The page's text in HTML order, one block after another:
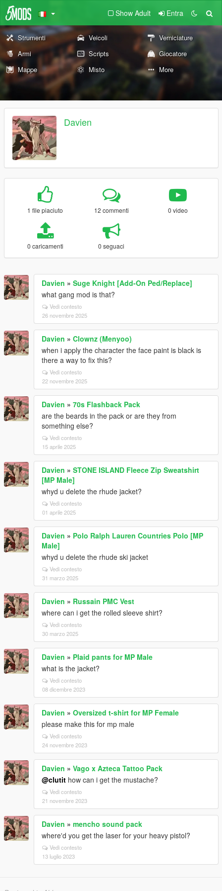
Show Adult Entra
Strumenti Veicoli
Verniciature
Armi
Scripts
Giocatore
Mappe
Misto More
Davien
1 file piaciuto 12 commenti 0 video
0 caricamenti 0 seguaci
Davien » Suge Knight [Add-On Ped/Replace]
what gang mod is that?
Vedi contesto
26 novembre 2025
Davien » Clownz (Menyoo)
when i apply the character the face paint is black is
there a way to fix this?
Vedi contesto
22 novembre 2025
Davien » 70s Flashback Pack
are the beards in the pack or are they from
something else?
Vedi contesto
15 aprile 2025
Davien » STONE ISLAND Fleece Zip Sweatshirt
[MP Male]
whyd u delete the rhude jacket?
Vedi contesto
01 aprile 2025
Davien » Polo Ralph Lauren Countries Polo [MP
Male]
whyd u delete the rhude ski jacket
Vedi contesto
31 marzo 2025
Davien » Russain PMC Vest
where can i get the rolled sleeve shirt?
Vedi contesto
30 marzo 2025
Davien » Plaid pants for MP Male
what is the jacket?
Vedi contesto
08 dicembre 2023
Davien » Oversized t-shirt for MP Female
please make this for mp male
Vedi contesto
24 novembre 2023
Davien » Vago x Azteca Tattoo Pack
@clutit how can i get the mustache?
Vedi contesto
21 novembre 2023
Davien » mencho sound pack
where'd you get the laser for your heavy pistol?
Vedi contesto
13 luglio 2023